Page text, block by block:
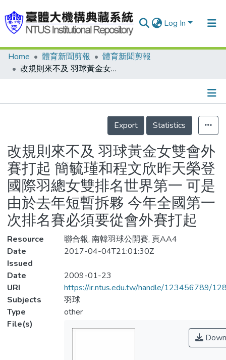
Log In
Communities & Collections
Statistics
Home 體育新聞剪報
體育新聞剪報
改規則來不及 羽球黃金女雙會外賽打起 簡毓瑾和程文欣昨天榮登國際羽總女雙排名世界第一 可是由於去年短暫拆夥 今年全國第一次排名賽必須要從會外賽打起
Details
Export
Statistics
改規則來不及 羽球黃金女雙會外
賽打起 簡毓瑾和程文欣昨天榮登
國際羽總女雙排名世界第一 可是
由於去年短暫拆夥 今年全國第一
次排名賽必須要從會外賽打起
Resource
聯合報, 南韓羽球公開賽, 頁AA4
Date
Issued
2017-04-04T21:01:30Z
Date
2009-01-23
URI
https://ir.ntus.edu.tw/handle/123456789/
Subjects
羽球
Type
other
File(s)